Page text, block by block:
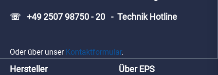
☏ +49 2507 98750 - 20 - Technik Hotline
Oder über unser Kontaktformular.
Hersteller Über EPS